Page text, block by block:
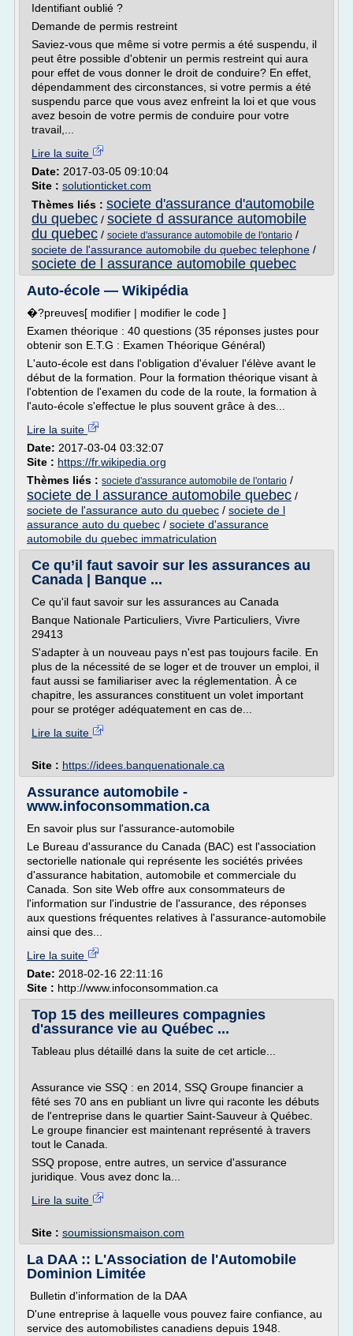
Identifiant oublié ?
Demande de permis restreint
Saviez-vous que même si votre permis a été suspendu, il
peut être possible d'obtenir un permis restreint qui aura
pour effet de vous donner le droit de conduire? En effet,
dépendamment des circonstances, si votre permis a été
suspendu parce que vous avez enfreint la loi et que vous
avez besoin de votre permis de conduire pour votre
travail,...
Lire la suite
Date: 2017-03-05 09:10:04
Site : solutionticket.com
Thèmes liés : societe d'assurance d'automobile
du quebec / societe d assurance automobile
du quebec / societe d'assurance automobile de l'ontario /
societe de l'assurance automobile du quebec telephone /
societe de l assurance automobile quebec
Auto-école — Wikipédia
�?preuves[ modifier | modifier le code ]
Examen théorique : 40 questions (35 réponses justes pour
obtenir son E.T.G : Examen Théorique Général)
L'auto-école est dans l'obligation d'évaluer l'élève avant le
début de la formation. Pour la formation théorique visant à
l'obtention de l'examen du code de la route, la formation à
l'auto-école s'effectue le plus souvent grâce à des...
Lire la suite
Date: 2017-03-04 03:32:07
Site : https://fr.wikipedia.org
Thèmes liés : societe d'assurance automobile de l'ontario /
societe de l assurance automobile quebec /
societe de l'assurance auto du quebec / societe de l
assurance auto du quebec / societe d'assurance
automobile du quebec immatriculation
Ce qu’il faut savoir sur les assurances au
Canada | Banque ...
Ce qu'il faut savoir sur les assurances au Canada
Banque Nationale Particuliers, Vivre Particuliers, Vivre
29413
S'adapter à un nouveau pays n'est pas toujours facile. En
plus de la nécessité de se loger et de trouver un emploi, il
faut aussi se familiariser avec la réglementation. À ce
chapitre, les assurances constituent un volet important
pour se protéger adéquatement en cas de...
Lire la suite
Site : https://idees.banquenationale.ca
Assurance automobile -
www.infoconsommation.ca
En savoir plus sur l'assurance-automobile
Le Bureau d'assurance du Canada (BAC) est l'association
sectorielle nationale qui représente les sociétés privées
d'assurance habitation, automobile et commerciale du
Canada. Son site Web offre aux consommateurs de
l'information sur l'industrie de l'assurance, des réponses
aux questions fréquentes relatives à l'assurance-automobile
ainsi que des...
Lire la suite
Date: 2018-02-16 22:11:16
Site : http://www.infoconsommation.ca
Top 15 des meilleures compagnies
d'assurance vie au Québec ...
Tableau plus détaillé dans la suite de cet article...
Assurance vie SSQ : en 2014, SSQ Groupe financier a
fêté ses 70 ans en publiant un livre qui raconte les débuts
de l'entreprise dans le quartier Saint-Sauveur à Québec.
Le groupe financier est maintenant représenté à travers
tout le Canada.
SSQ propose, entre autres, un service d'assurance
juridique. Vous avez donc la...
Lire la suite
Site : soumissionsmaison.com
La DAA :: L'Association de l'Automobile
Dominion Limitée
Bulletin d'information de la DAA
D'une entreprise à laquelle vous pouvez faire confiance, au
service des automobilistes canadiens depuis 1948.